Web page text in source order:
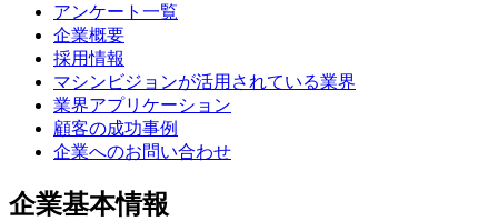
アンケート一覧
企業概要
採用情報
マシンビジョンが活用されている業界
業界アプリケーション
顧客の成功事例
企業へのお問い合わせ
企業基本情報